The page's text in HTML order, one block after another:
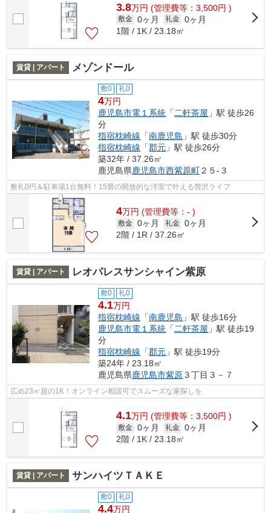
3.8万円 (管理費等：3,500円 )
敷金 0ヶ月 礼金 0ヶ月
1階 / 1K / 23.18㎡
賃貸 | アパート メゾンドール
敷0 礼0
4万円
鹿児島市電１系統 「 二軒茶屋 」駅 徒歩26
分
指宿枕崎線 「南鹿児島 」駅 徒歩30分
指宿枕崎線 「郡元 」駅 徒歩26分
築32年 / 37.26㎡
鹿児島県鹿児島市西紫原町２５-３
敷礼0円＆駐車場1台無料！15畳の開放的な洋室で叶える贅沢ライフ
4万円 (管理費等：- )
敷金 0ヶ月 礼金 0ヶ月
2階 / 1R / 37.26㎡
賃貸 | アパート レオパレスサンシャイン紫原
敷0 礼0
4.1万円
指宿枕崎線 「南鹿児島 」駅 徒歩16分
鹿児島市電１系統 「二軒茶屋 」駅 徒歩19
分
指宿枕崎線 「郡元 」駅 徒歩19分
築24年 / 23.18㎡
鹿児島県鹿児島市紫原３丁目３－７
広め23㎡超の1K！オンライン相談可でスムーズな家探しを
4.1万円 (管理費等：3,500円 )
敷金 0ヶ月 礼金 0ヶ月
2階 / 1K / 23.18㎡
賃貸 | アパート サンハイツＴＡＫＥ
敷0 礼0
4.4万円